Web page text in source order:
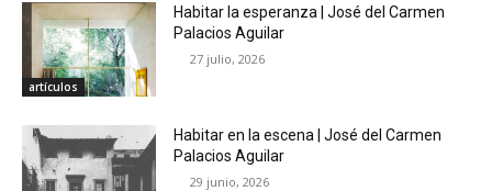
artículos
Habitar la esperanza | José del Carmen
Palacios Aguilar
27 julio, 2026
Habitar en la escena | José del Carmen
Palacios Aguilar
29 junio, 2026